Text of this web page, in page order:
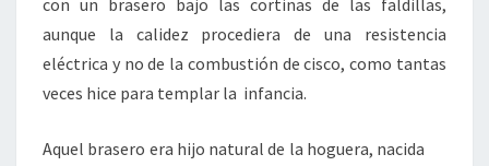
con un brasero bajo las cortinas de las faldillas,
aunque la calidez procediera de una resistencia
eléctrica y no de la combustión de cisco, como tantas
veces hice para templar la infancia.
Aquel brasero era hijo natural de la hoguera, nacida